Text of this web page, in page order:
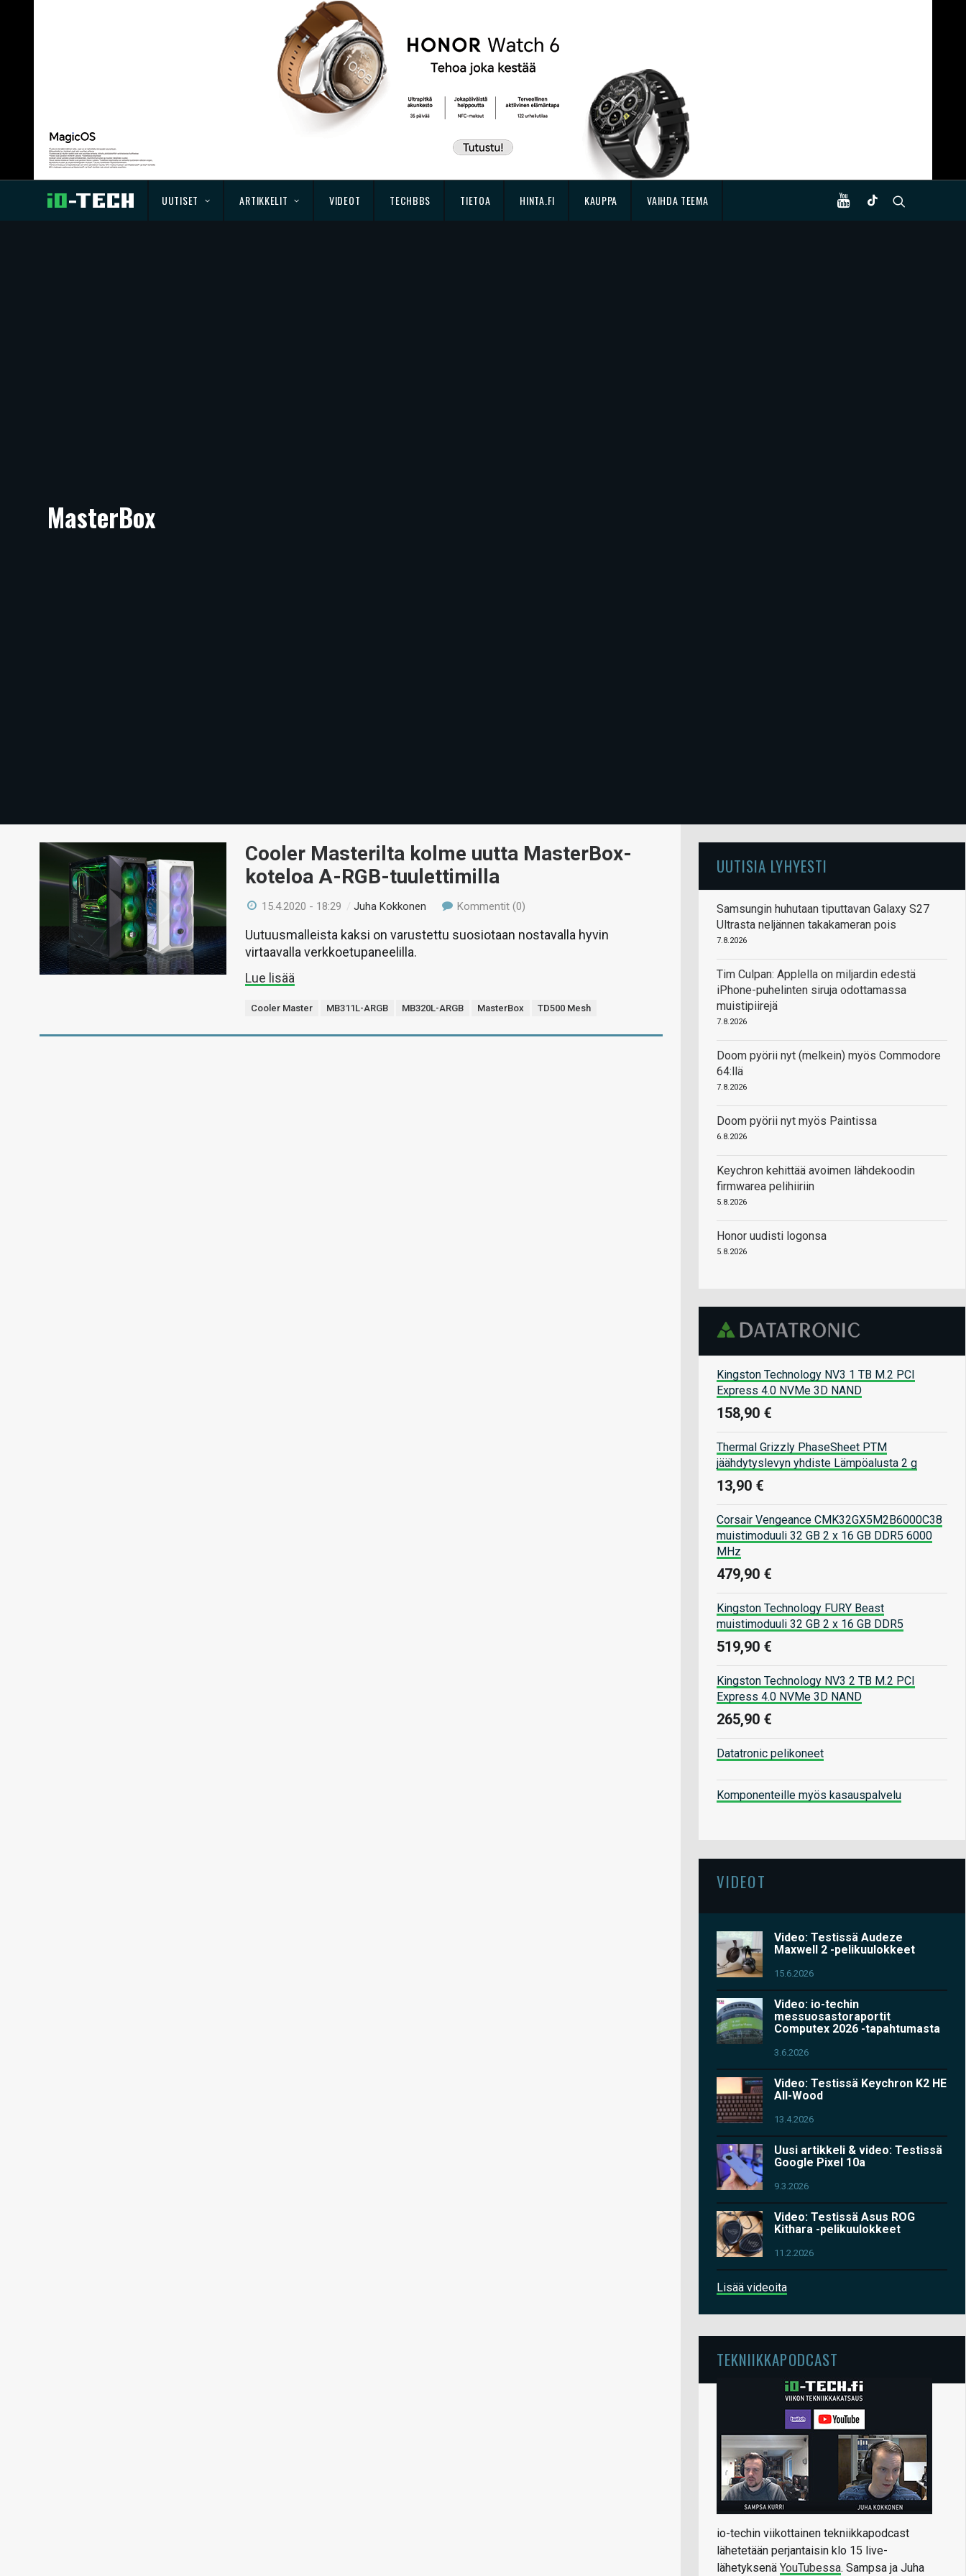
UUTISET ARTIKKELIT VIDEOT TECHBBS TIETOA HINTA.FI KAUPPA VAIHDA TEEMA
MasterBox
Cooler Masterilta kolme uutta MasterBox-
koteloa A-RGB-tuulettimilla
15.4.2020 - 18:29 /Juha Kokkonen Kommentit (0)
Uutuusmalleista kaksi on varustettu suosiotaan nostavalla hyvin
virtaavalla verkkoetupaneelilla.
Lue lisää
Cooler Master MB311L-ARGB MB320L-ARGB MasterBox TD500 Mesh
UUTISIA LYHYESTI
Samsungin huhutaan tiputtavan Galaxy S27
Ultrasta neljännen takakameran pois
7.8.2026
Tim Culpan: Applella on miljardin edestä
iPhone-puhelinten siruja odottamassa
muistipiirejä
7.8.2026
Doom pyörii nyt (melkein) myös Commodore
64:llä
7.8.2026
Doom pyörii nyt myös Paintissa
6.8.2026
Keychron kehittää avoimen lähdekoodin
firmwarea pelihiiriin
5.8.2026
Honor uudisti logonsa
5.8.2026
Kingston Technology NV3 1 TB M.2 PCI
Express 4.0 NVMe 3D NAND
158,90 €
Thermal Grizzly PhaseSheet PTM
jäähdytyslevyn yhdiste Lämpöalusta 2 g
13,90 €
Corsair Vengeance CMK32GX5M2B6000C38
muistimoduuli 32 GB 2 x 16 GB DDR5 6000
MHz
479,90 €
Kingston Technology FURY Beast
muistimoduuli 32 GB 2 x 16 GB DDR5
519,90 €
Kingston Technology NV3 2 TB M.2 PCI
Express 4.0 NVMe 3D NAND
265,90 €
Datatronic pelikoneet
Komponenteille myös kasauspalvelu
VIDEOT
Video: Testissä Audeze
Maxwell 2 -pelikuulokkeet
15.6.2026
Video: io-techin
messuosastoraportit
Computex 2026 -tapahtumasta
3.6.2026
Video: Testissä Keychron K2 HE
All-Wood
13.4.2026
Uusi artikkeli & video: Testissä
Google Pixel 10a
9.3.2026
Video: Testissä Asus ROG
Kithara -pelikuulokkeet
11.2.2026
Lisää videoita
TEKNIIKKAPODCAST
io-techin viikottainen tekniikkapodcast
lähetetään perjantaisin klo 15 live-
lähetyksenä YouTubessa. Sampsa ja Juha